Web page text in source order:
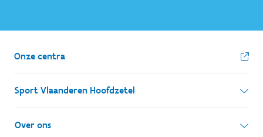
Onze centra
Sport Vlaanderen Hoofdzetel
Simon Bolivarlaan 17
Over ons